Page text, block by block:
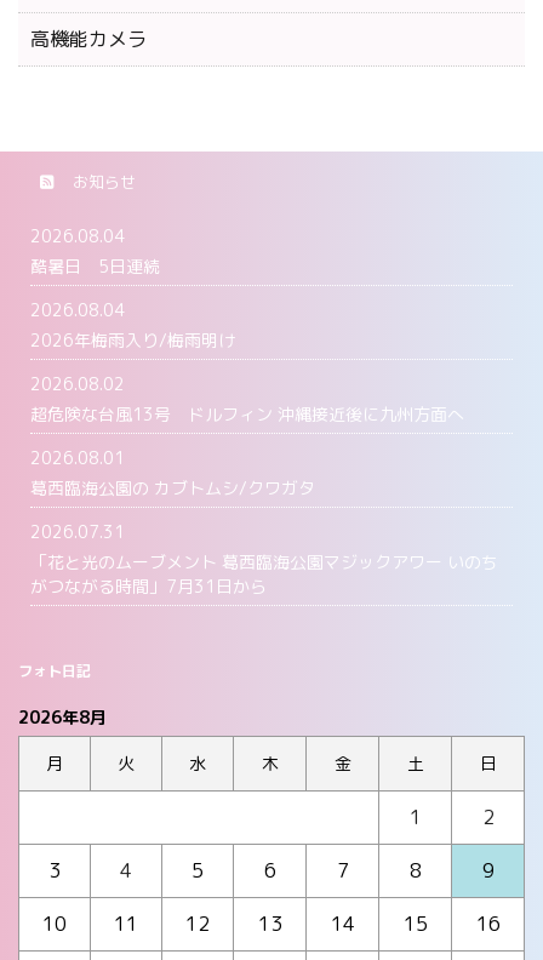
高機能カメラ
お知らせ
2026.08.04
酷暑日 5日連続
2026.08.04
2026年梅雨入り/梅雨明け
2026.08.02
超危険な台風13号 ドルフィン 沖縄接近後に九州方面へ
2026.08.01
葛西臨海公園の カブトムシ/クワガタ
2026.07.31
「花と光のムーブメント 葛西臨海公園マジックアワー いのち
がつながる時間」7月31日から
フォト日記
2026年8月
月
火 水 木 金 土 日
1
2
3
4 5 6 7 8
9
10
11 12 13 14 15
16